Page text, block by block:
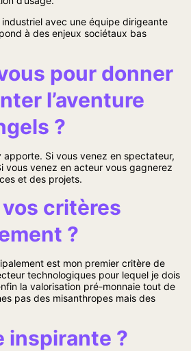
industriel avec une équipe dirigeante
à des enjeux sociétaux bas
pour donner
l’aventure
?
apporte. Si vous venez en spectateur,
vous venez en acteur vous gagnerez
et des projets.
critères
?
est mon premier critère de
technologiques pour lequel je dois
la valorisation pré-monnaie tout de
pas des misanthropes mais des
inspirante ?